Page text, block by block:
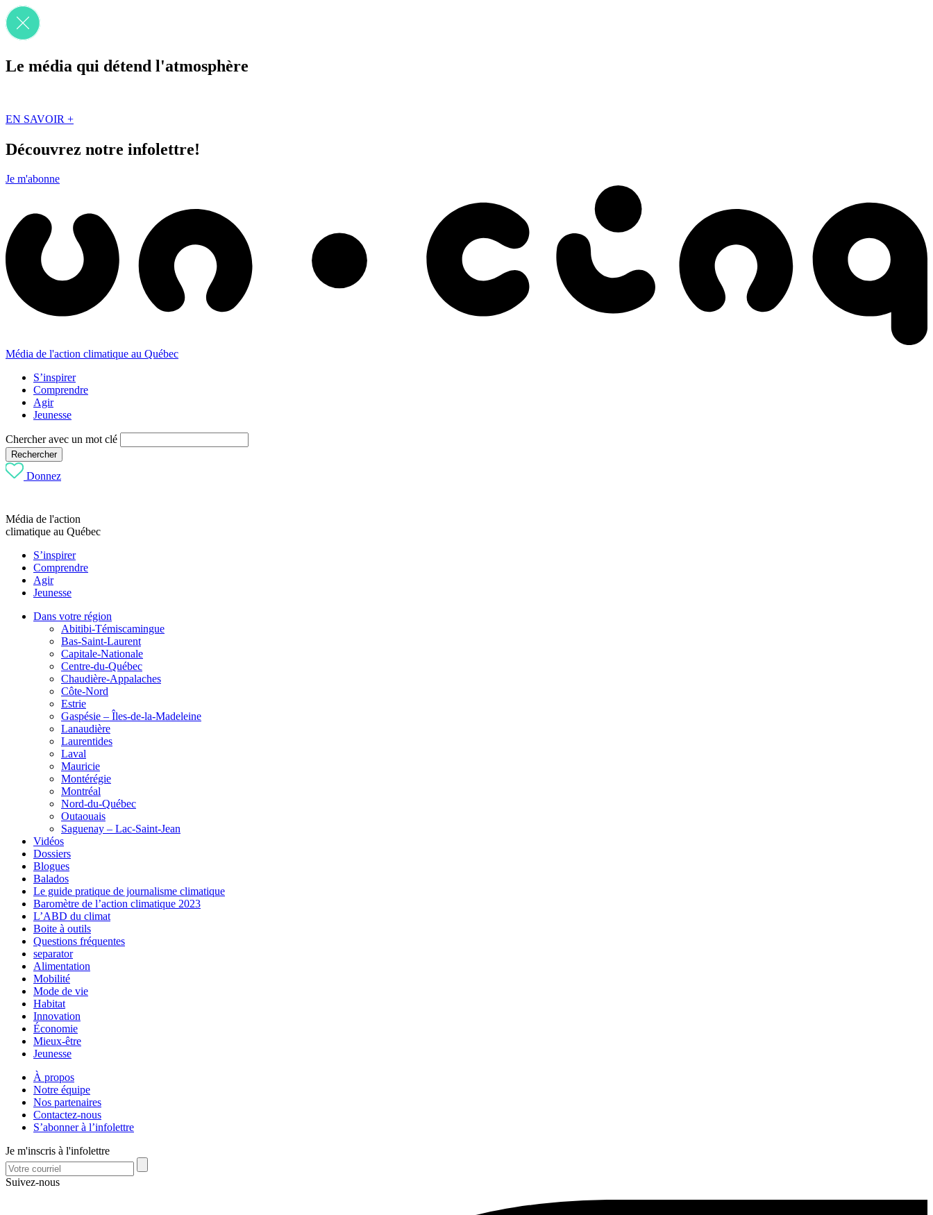
Le média qui détend l'atmosphère
EN SAVOIR +
Découvrez notre infolettre!
Je m'abonne
Média de l'action climatique au Québec
S’inspirer
Comprendre
Agir
Jeunesse
Chercher avec un mot clé
Rechercher
Donnez
Média de l'action
climatique au Québec
S’inspirer
Comprendre
Agir
Jeunesse
Dans votre région
Abitibi-Témiscamingue
Bas-Saint-Laurent
Capitale-Nationale
Centre-du-Québec
Chaudière-Appalaches
Côte-Nord
Estrie
Gaspésie – Îles-de-la-Madeleine
Lanaudière
Laurentides
Laval
Mauricie
Montérégie
Montréal
Nord-du-Québec
Outaouais
Saguenay – Lac-Saint-Jean
Vidéos
Dossiers
Blogues
Balados
Le guide pratique de journalisme climatique
Baromètre de l’action climatique 2023
L’ABD du climat
Boite à outils
Questions fréquentes
separator
Alimentation
Mobilité
Mode de vie
Habitat
Innovation
Économie
Mieux-être
Jeunesse
À propos
Notre équipe
Nos partenaires
Contactez-nous
S’abonner à l’infolettre
Je m'inscris à l'infolettre
Suivez-nous